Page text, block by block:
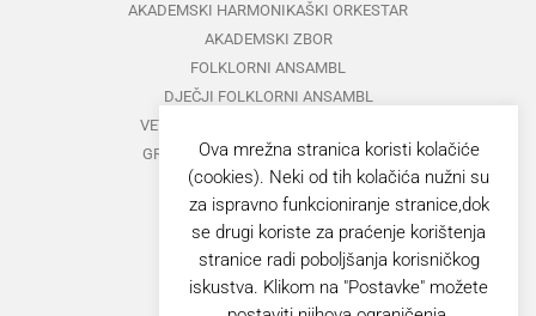
AKADEMSKI HARMONIKAŠKI ORKESTAR
AKADEMSKI ZBOR
FOLKLORNI ANSAMBL
DJEČJI FOLKLORNI ANSAMBL
VETERANI FOLKLORNOG ANSAMBLA
GRUPA ZA MEĐUNARODNI FOLKLOR
KAZALIŠTE
MUŠKI VOKALNI ANSAMBL
ZAJEDNIČKI KONCERTI
GORANOVO PROLJEĆE
Ova mrežna stranica koristi kolačiće
(cookies). Neki od tih kolačića nužni su
za ispravno funkcioniranje stranice,dok
se drugi koriste za praćenje korištenja
stranice radi poboljšanja korisničkog
iskustva. Klikom na "Postavke" možete